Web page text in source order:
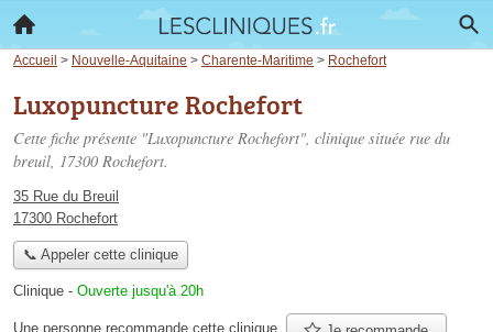
Accueil > Nouvelle-Aquitaine > Charente-Maritime > Rochefort
Luxopuncture Rochefort
Cette fiche présente "Luxopuncture Rochefort", clinique située rue du
breuil, 17300 Rochefort.
35 Rue du Breuil
17300 Rochefort
📞 Appeler cette clinique
Clinique - Ouverte jusqu'à 20h
Une personne recommande cette clinique.